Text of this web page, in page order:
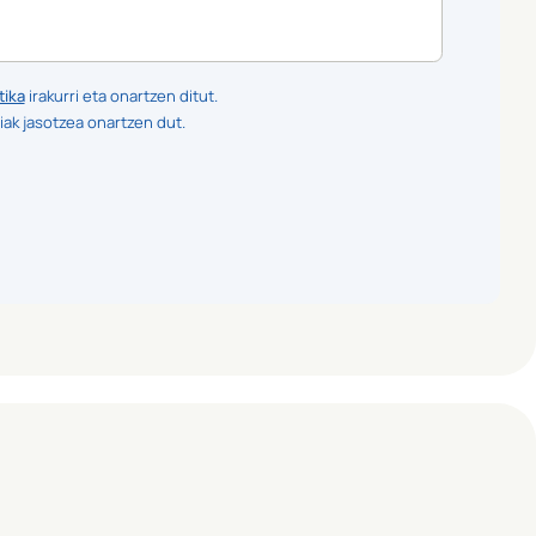
irakurri eta onartzen ditut.
jasotzea onartzen dut.